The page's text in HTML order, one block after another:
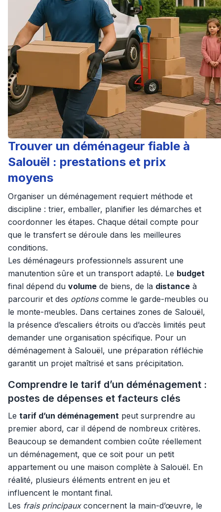
Trouver un déménageur fiable à
Salouël : prestations et prix
moyens
Organiser un déménagement requiert méthode et
discipline : trier, emballer, planifier les démarches et
coordonner les étapes. Chaque détail compte pour
que le transfert se déroule dans les meilleures
conditions.
Les déménageurs professionnels assurent une
manutention sûre et un transport adapté. Le budget
final dépend du volume de biens, de la distance à
parcourir et des optionscomme le garde-meubles ou
le monte-meubles. Dans certaines zones de Salouël,
la présence d’escaliers étroits ou d’accès limités peut
demander une organisation spécifique. Pour un
déménagement à Salouël, une préparation réfléchie
garantit un projet maîtrisé et sans précipitation.
Comprendre le tarif d’un déménagement :
postes de dépenses et facteurs clés
Le tarif d’un déménagement peut surprendre au
premier abord, car il dépend de nombreux critères.
Beaucoup se demandent combien coûte réellement
un déménagement, que ce soit pour un petit
appartement ou une maison complète à Salouël. En
réalité, plusieurs éléments entrent en jeu et
influencent le montant final.
Les frais principauxconcernent la main-d’œuvre, le